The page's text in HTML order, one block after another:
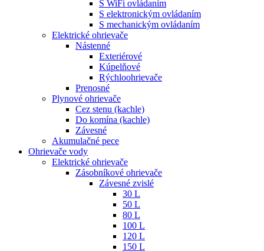
S WiFi ovládaním
S elektronickým ovládaním
S mechanickým ovládaním
Elektrické ohrievače
Nástenné
Exteriérové
Kúpelňové
Rýchloohrievače
Prenosné
Plynové ohrievače
Cez stenu (kachle)
Do komína (kachle)
Závesné
Akumulačné pece
Ohrievače vody
Elektrické ohrievače
Zásobníkové ohrievače
Závesné zvislé
30 L
50 L
80 L
100 L
120 L
150 L